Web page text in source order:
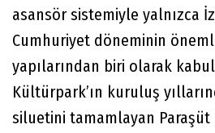
asansör sistemiyle yalnızca
Cumhuriyet döneminin
yapılarından biri olarak
Kültürpark’ın kuruluş
siluetini tamamlayan